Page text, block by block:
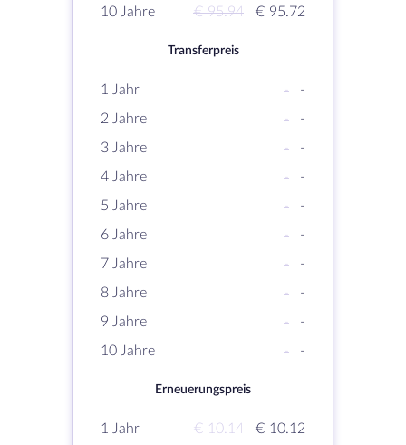
10 Jahre
€ 95.94 € 95.72
Transferpreis
1 Jahr -
-
2 Jahre
-
-
3 Jahre
-
-
4 Jahre
-
-
5 Jahre
-
-
6 Jahre
-
-
7 Jahre
-
-
8 Jahre
-
-
9 Jahre
-
-
10 Jahre
- -
Erneuerungspreis
1 Jahr € 10.14
€ 10.12